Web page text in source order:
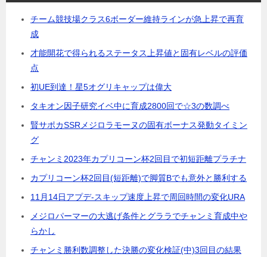
チーム競技場クラス6ボーダー維持ラインが急上昇で再育
成
才能開花で得られるステータス上昇値と固有レベルの評価
点
初UE到達！星5オグリキャップは偉大
タキオン因子研究イベ中に育成2800回で☆3の数調べ
賢サポカSSRメジロラモーヌの固有ボーナス発動タイミン
グ
チャンミ2023年カプリコーン杯2回目で初短距離プラチナ
カプリコーン杯2回目(短距離)で脚質Bでも意外と勝利する
11月14日アプデ-スキップ速度上昇で周回時間の変化URA
メジロパーマーの大逃げ条件とグララでチャンミ育成中や
らかし
チャンミ勝利数調整した決勝の変化検証(中)3回目の結果